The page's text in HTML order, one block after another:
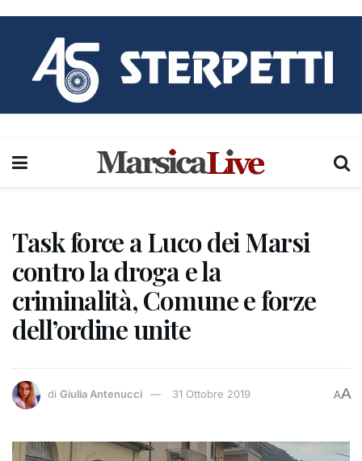
Task force a Luco dei Marsi
contro la droga e la
criminalità, Comune e forze
dell’ordine unite
di Giulia Antenucci 31 Ottobre 2019 AA